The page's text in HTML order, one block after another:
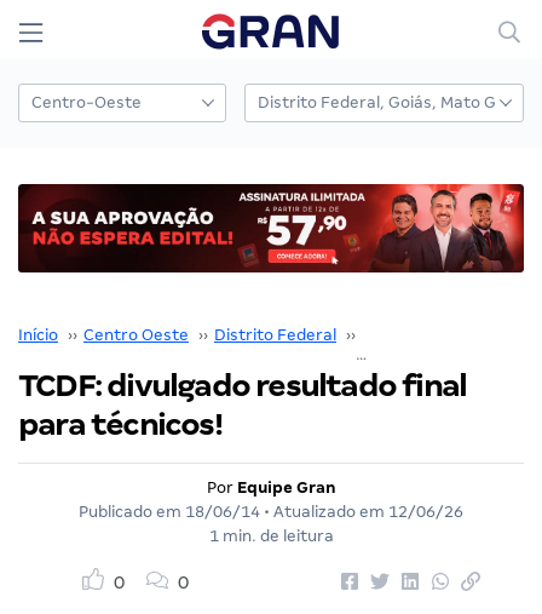
Início ›› Centro Oeste ›› Distrito Federal ››
TCDF: divulgado resultado final
para técnicos!
Por Equipe Gran
Publicado em 18/06/14 • Atualizado em 12/06/26
1 min. de leitura
0 0